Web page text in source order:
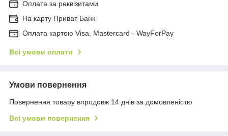
Оплата за реквізитами
На карту Приват Банк
Оплата картою Visa, Mastercard - WayForPay
Всі умови оплати
Умови повернення
Повернення товару впродовж 14 днів за домовленістю
Всі умови повернення